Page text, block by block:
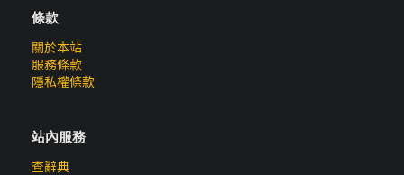
條款
關於本站
服務條款
隱私權條款
站內服務
查辭典